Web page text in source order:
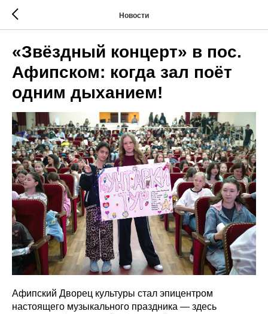
Новости
«Звёздный концерт» в пос.
Афипском: когда зал поёт
одним дыханием!
Афипский Дворец культуры стал эпицентром
настоящего музыкального праздника — здесь